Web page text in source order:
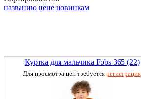
названию цене новинкам
Куртка для мальчика Fobs 365 (22)
Для просмотра цен требуется регистрация.